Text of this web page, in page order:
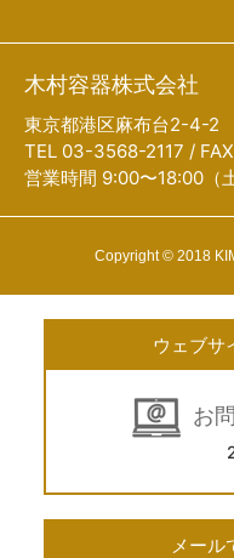
木村容器株式会社
東京都港区麻布台2-4-2
TEL 03-3568-2117 /
営業時間 9:00〜18:00（
Copyright © 2018
ウェブサ
お
メール